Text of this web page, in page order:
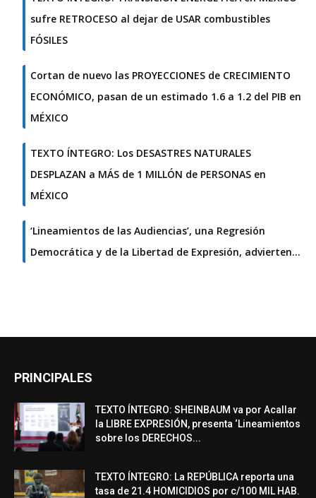
sufre RETROCESO al dejar de USAR combustibles
FÓSILES
Cortan de nuevo las PROYECCIONES de CRECIMIENTO
ECONÓMICO, pasan de un estimado 1.6 a 1.2 del PIB en
MÉXICO
TEXTO ÍNTEGRO: Los DESASTRES NATURALES
DESPLAZAN a MÁS de 1 MILLÓN de PERSONAS en
MÉXICO
‘Lineamientos de las Audiencias’, una Regresión
Democrática y de la Libertad de Expresión, advierten…
PRINCIPALES
TEXTO ÍNTEGRO: SHEINBAUM va por Acallar
la LIBRE EXPRESIÓN, presenta ‘Lineamientos
sobre los DERECHOS...
TEXTO ÍNTEGRO: La REPÚBLICA reporta una
tasa de 21.4 HOMICIDIOS por c/100 MIL HAB.